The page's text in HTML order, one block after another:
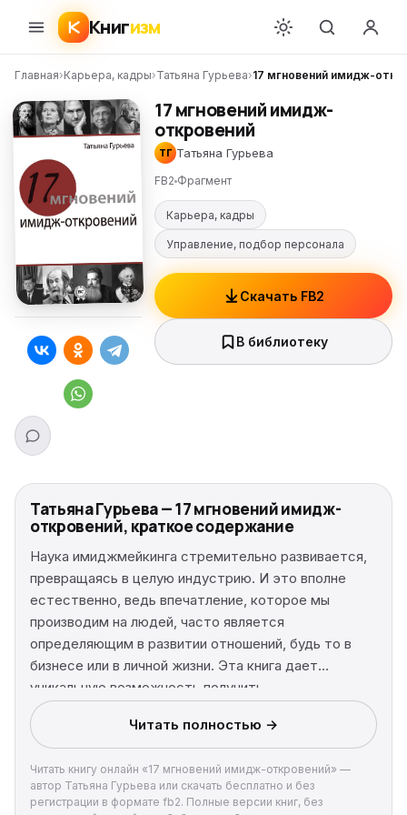
Книгизм
Главная›Карьера, кадры›Татьяна Гурьева›17 мгновений имидж-
17 мгновений имидж-
откровений
ТГ Татьяна Гурьева
FB2 Фрагмент
Карьера, кадры
Управление, подбор персонала
Скачать FB2
В библиотеку
Татьяна Гурьева — 17 мгновений имидж-
откровений, краткое содержание
Наука имиджмейкинга стремительно развивается,
превращаясь в целую индустрию. И это вполне
естественно, ведь впечатление, которое мы
производим на людей, часто является
определяющим в развитии отношений, будь то в
бизнесе или в личной жизни. Эта книга дает
уникальную возможность получить
квалифицированную помощь и советы от бизнес-
тренера, консультанта по имиджмейкингу Татьяны
Гурьевой. Автор готова поделиться своим
бесценным опытом работы с ведущими политиками
и крупными бизнесменами, помочь выработать
Читать полностью →
Читать книгу онлайн «17 мгновений имидж-откровений» —
автор Татьяна Гурьева или скачать бесплатно и без
регистрации в формате fb2. Полные версии книг, без